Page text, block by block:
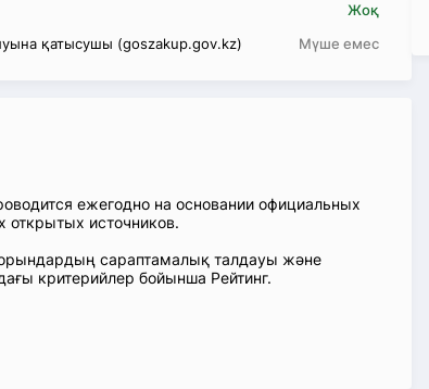
Жоқ
қатысушы (goszakup.gov.kz)
Мүше емес
ежегодно на основании официальных
открытых источников.
сараптамалық талдауы және
критерийлер бойынша Рейтинг.